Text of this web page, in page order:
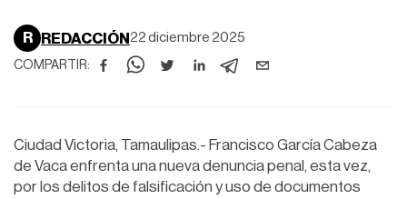
R REDACCIÓN 22 diciembre 2025
COMPARTIR:
Ciudad Victoria, Tamaulipas.- Francisco García Cabeza
de Vaca enfrenta una nueva denuncia penal, esta vez,
por los delitos de falsificación y uso de documentos